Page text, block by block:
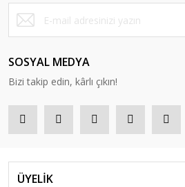
SOSYAL MEDYA
Bizi takip edin, kârlı çıkın!
ÜYELİK